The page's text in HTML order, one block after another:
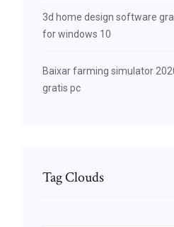
3d home design software
for windows 10
Baixar farming simulator
gratis pc
Tag Clouds